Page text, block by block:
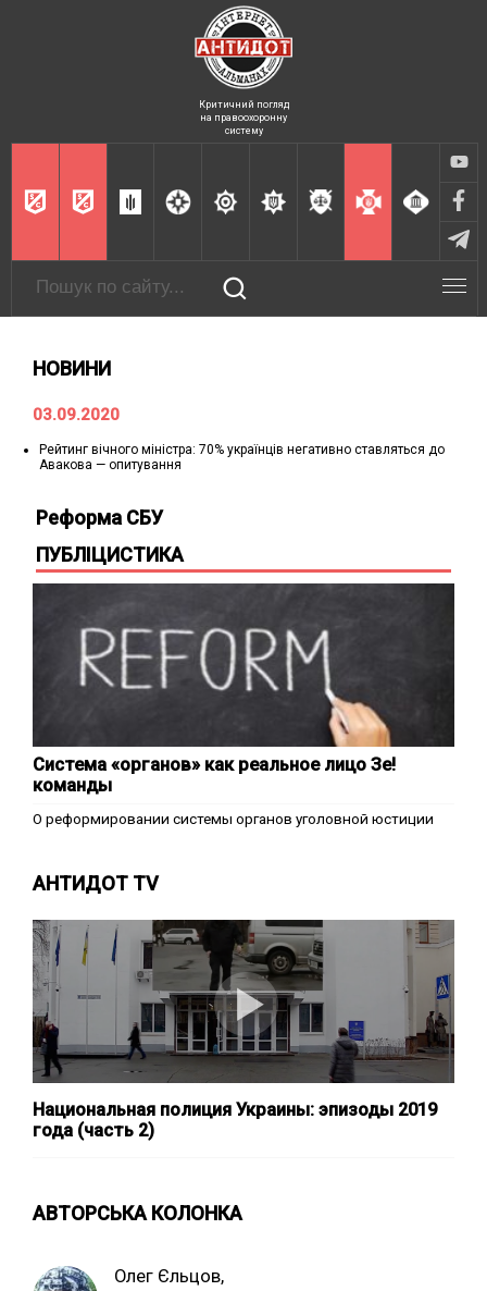
Критичний погляд
на правоохоронну
систему
НОВИНИ
03.09.2020
Рейтинг вічного міністра: 70% українців негативно ставляться до
Авакова — опитування
Реформа СБУ
ПУБЛІЦИСТИКА
Система «органов» как реальное лицо Зе!
команды
О реформировании системы органов уголовной юстиции
АНТИДОТ TV
Национальная полиция Украины: эпизоды 2019
года (часть 2)
АВТОРСЬКА КОЛОНКА
Олег Єльцов,